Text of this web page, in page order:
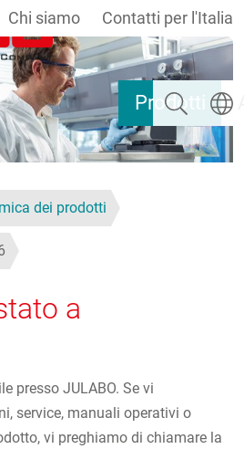
Prodotti
Chi siamo Contatti per l'Italia
Ricerca
dei prodotti
a
presso JULABO. Se vi
service, manuali operativi o
vi preghiamo di chiamare la